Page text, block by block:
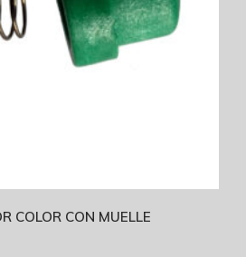
COLOR CON MUELLE